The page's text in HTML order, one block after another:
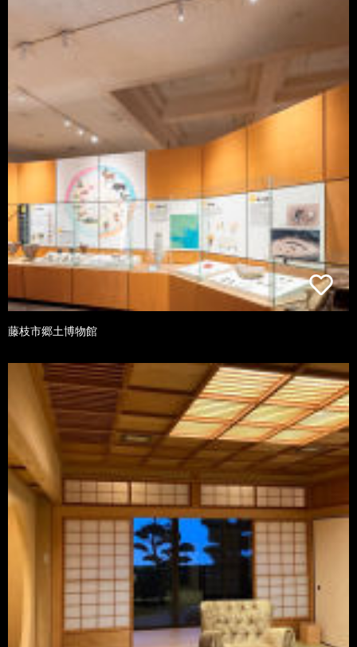
藤枝市郷土博物館